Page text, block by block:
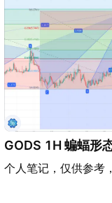
GODS 1H 蝙蝠形
个人笔记，仅供参考